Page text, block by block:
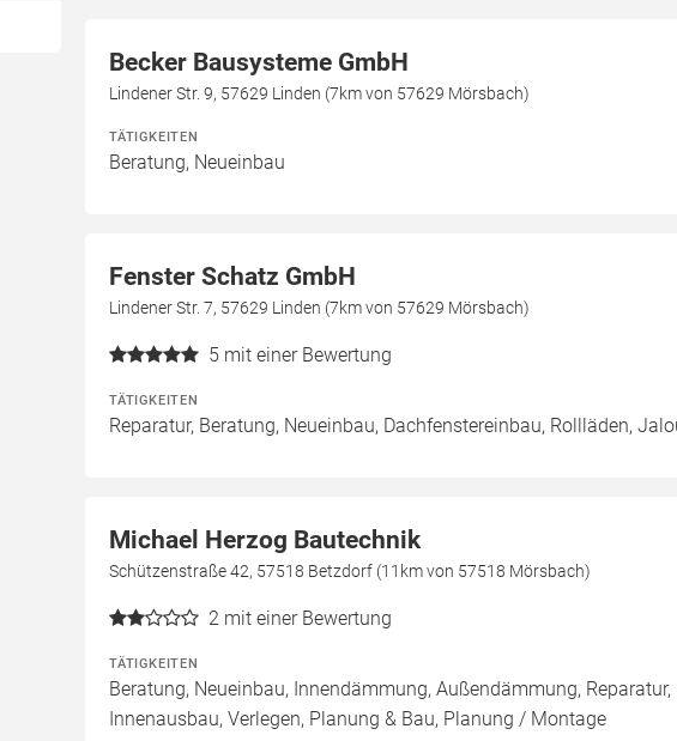
Becker Bausysteme GmbH
Lindener Str. 9, 57629 Linden (7km von 57629 Mörsbach)
TÄTIGKEITEN
Beratung, Neueinbau
Fenster Schatz GmbH
Lindener Str. 7, 57629 Linden (7km von 57629 Mörsbach)
5 mit einer Bewertung
TÄTIGKEITEN
Reparatur, Beratung, Neueinbau, Dachfenstereinbau, Rollläden,
Michael Herzog Bautechnik
Schützenstraße 42, 57518 Betzdorf (11km von 57518 Mörsbach)
2 mit einer Bewertung
TÄTIGKEITEN
Beratung, Neueinbau, Innendämmung, Außendämmung,
Innenausbau, Verlegen, Planung & Bau, Planung / Montage